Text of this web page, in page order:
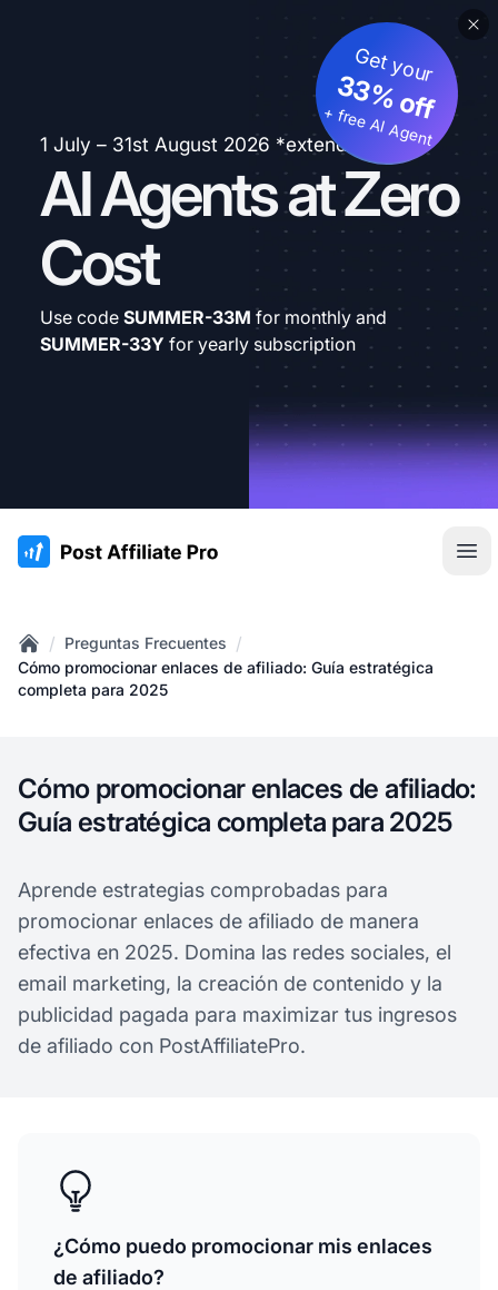
1 July – 31st August 2026 *extended
AI Agents at Zero
Cost
Get your
33% off
+ free AI Agent
Use code SUMMER-33M for monthly and
SUMMER-33Y for yearly subscription
:site.title
Home
/ Preguntas Frecuentes /
Cómo promocionar enlaces de afiliado: Guía estratégica
completa para 2025
Cómo promocionar enlaces de afiliado:
Guía estratégica completa para 2025
Aprende estrategias comprobadas para
promocionar enlaces de afiliado de manera
efectiva en 2025. Domina las redes sociales, el
email marketing, la creación de contenido y la
publicidad pagada para maximizar tus ingresos
de afiliado con PostAffiliatePro.
¿Cómo puedo promocionar mis enlaces
de afiliado?